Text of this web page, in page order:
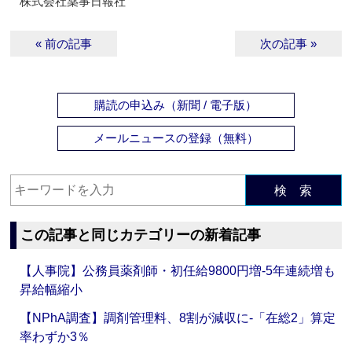
« 前の記事 次の記事 »
購読の申込み（新聞 / 電子版）
メールニュースの登録（無料）
検 索
この記事と同じカテゴリーの新着記事
【人事院】公務員薬剤師・初任給9800円増‐5年連続増も
昇給幅縮小
【NPhA調査】調剤管理料、8割が減収に‐「在総2」算定
率わずか3％